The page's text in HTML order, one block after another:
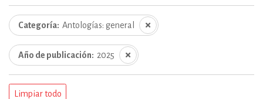
Categoría Antologías: general
Año de publicación 2025
Limpiar todo